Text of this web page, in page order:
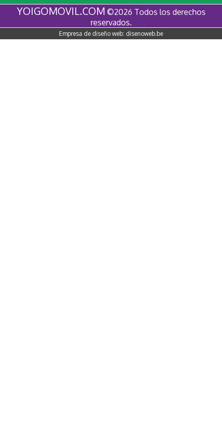
YOIGOMOVIL.COM ©2026 Todos los derechos
reservados.
Empresa de diseño web: disenoweb.be